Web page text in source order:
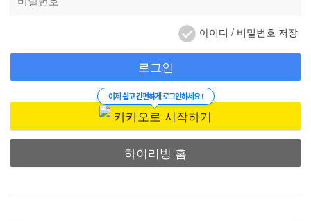
아이디 / 비밀번호 저장
로그인
이제 쉽고 간편하게 로그인하세요 !
카카오로 시작하기
하이리빙 홈